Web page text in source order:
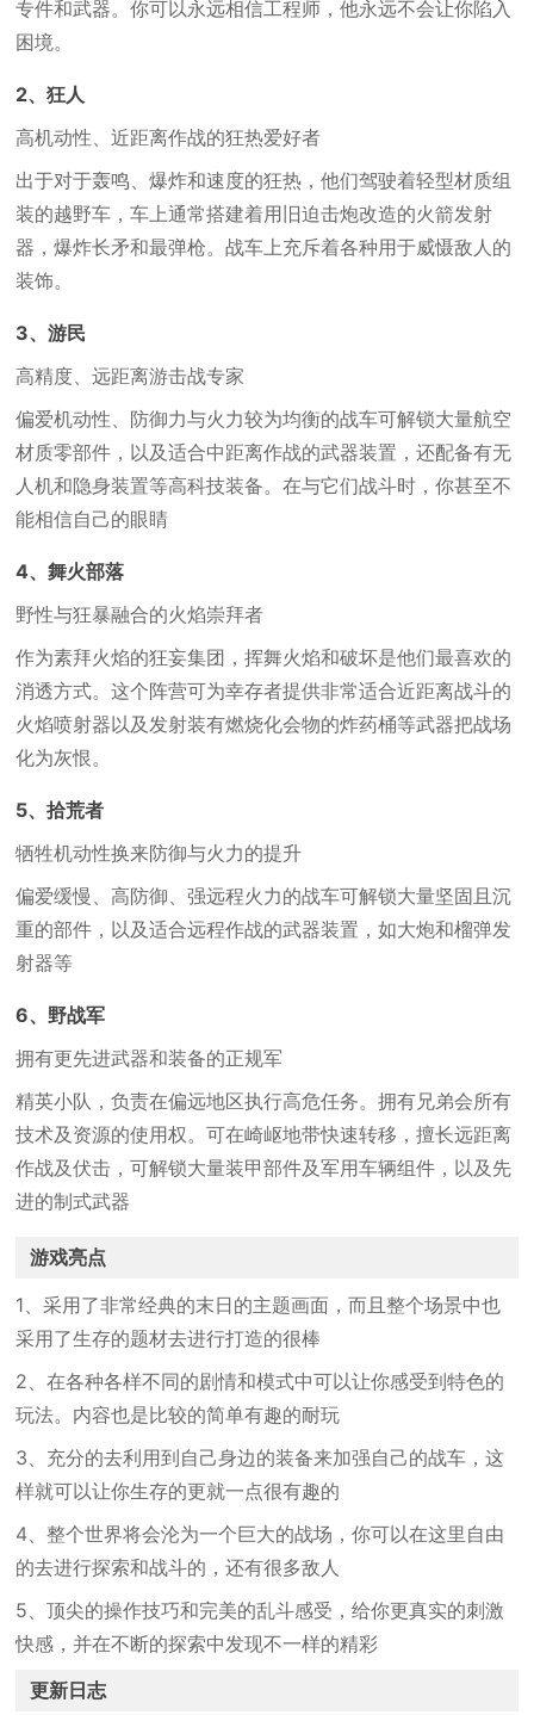
专件和武器。你可以永远相信工程师，他永远不会让你陷入
困境。
2、狂人
高机动性、近距离作战的狂热爱好者
出于对于轰鸣、爆炸和速度的狂热，他们驾驶着轻型材质组
装的越野车，车上通常搭建着用旧迫击炮改造的火箭发射
器，爆炸长矛和最弹枪。战车上充斥着各种用于威慑敌人的
装饰。
3、游民
高精度、远距离游击战专家
偏爱机动性、防御力与火力较为均衡的战车可解锁大量航空
材质零部件，以及适合中距离作战的武器装置，还配备有无
人机和隐身装置等高科技装备。在与它们战斗时，你甚至不
能相信自己的眼睛
4、舞火部落
野性与狂暴融合的火焰崇拜者
作为素拜火焰的狂妄集团，挥舞火焰和破坏是他们最喜欢的
消透方式。这个阵营可为幸存者提供非常适合近距离战斗的
火焰喷射器以及发射装有燃烧化会物的炸药桶等武器把战场
化为灰恨。
5、拾荒者
牺牲机动性换来防御与火力的提升
偏爱缓慢、高防御、强远程火力的战车可解锁大量坚固且沉
重的部件，以及适合远程作战的武器装置，如大炮和榴弹发
射器等
6、野战军
拥有更先进武器和装备的正规军
精英小队，负责在偏远地区执行高危任务。拥有兄弟会所有
技术及资源的使用权。可在崎岖地带快速转移，擅长远距离
作战及伏击，可解锁大量装甲部件及军用车辆组件，以及先
进的制式武器
游戏亮点
1、采用了非常经典的末日的主题画面，而且整个场景中也
采用了生存的题材去进行打造的很棒
2、在各种各样不同的剧情和模式中可以让你感受到特色的
玩法。内容也是比较的简单有趣的耐玩
3、充分的去利用到自己身边的装备来加强自己的战车，这
样就可以让你生存的更就一点很有趣的
4、整个世界将会沦为一个巨大的战场，你可以在这里自由
的去进行探索和战斗的，还有很多敌人
5、顶尖的操作技巧和完美的乱斗感受，给你更真实的刺激
快感，并在不断的探索中发现不一样的精彩
更新日志